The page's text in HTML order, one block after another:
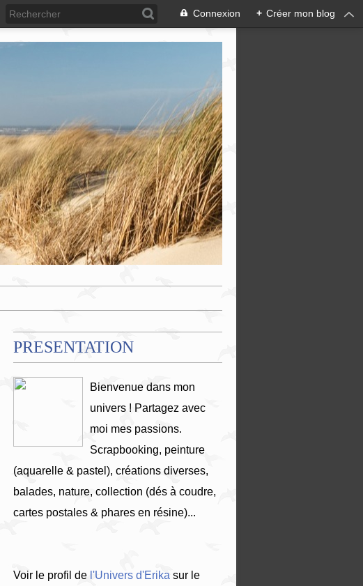
Connexion + Créer mon blog
PRESENTATION
Bienvenue dans mon
univers ! Partagez avec
moi mes passions.
Scrapbooking, peinture
(aquarelle & pastel), créations diverses,
balades, nature, collection (dés à coudre,
cartes postales & phares en résine)...
Voir le profil de l'Univers d'Erika sur le